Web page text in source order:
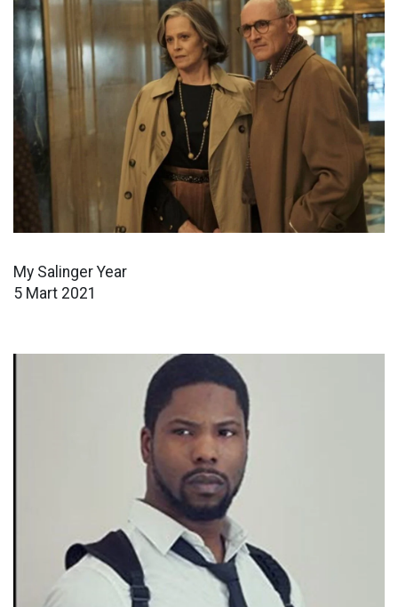
My Salinger Year
5 Mart 2021